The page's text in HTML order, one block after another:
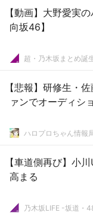
【動画】大野愛実
向坂46】
超・乃木坂まとめ誕
【悲報】研修生・
ァンでオーディシ
ハロプロちゃん情報
【車道側再び】小
高まる
乃木坂LIFE -坂道・